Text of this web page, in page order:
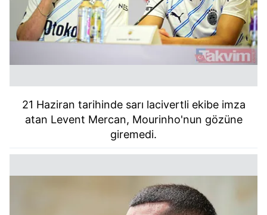
21 Haziran tarihinde sarı lacivertli ekibe imza
atan Levent Mercan, Mourinho'nun gözüne
giremedi.